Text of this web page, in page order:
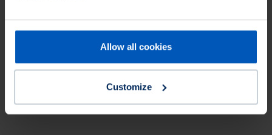
Allow all cookies
Customize
inspections MFL pour détecter les dommages du pipeline.